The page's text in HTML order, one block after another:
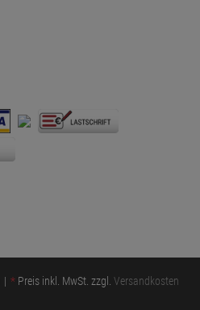
* Preis inkl. MwSt. zzgl. Versandkosten